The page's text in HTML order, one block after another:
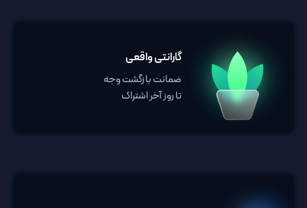
گارانتی واقعی
ضمانت بازگشت وجه
تا روز آخر اشتراک